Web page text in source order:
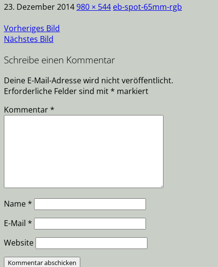
23. Dezember 2014980 × 544 eb-spot-65mm-rgb
Vorheriges Bild
Nächstes Bild
Schreibe einen Kommentar
Deine E-Mail-Adresse wird nicht veröffentlicht.
Erforderliche Felder sind mit* markiert
Kommentar*
Name*
E-Mail *
Website